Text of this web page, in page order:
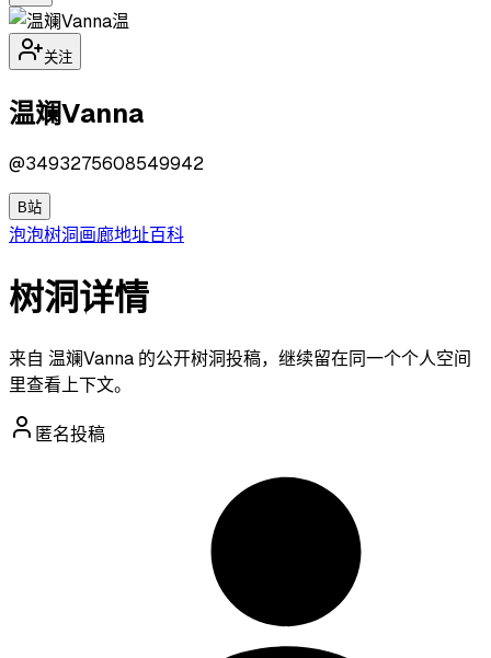
温
关注
温斓Vanna
@3493275608549942
B站
泡泡树洞画廊地址百科
树洞详情
来自 温斓Vanna 的公开树洞投稿，继续留在同一个个人空间
里查看上下文。
匿名投稿